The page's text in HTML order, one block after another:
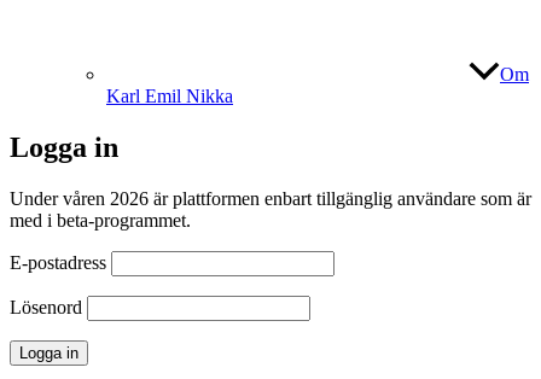
Om
Karl Emil Nikka
Logga in
Under våren 2026 är plattformen enbart tillgänglig användare som är
med i beta-programmet.
E-postadress
Lösenord
Logga in